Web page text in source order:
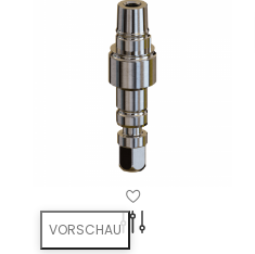
VORSCHAU